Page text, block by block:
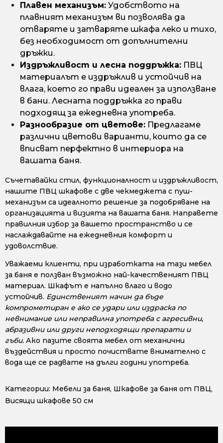
Плавен механизъм: Удобството на
плавният механизъм ви позволява да
отваряте и затваряте шкафа леко и тихо,
без необходимост от допълнителни
дръжки.
Издръжливост и лесна поддръжка: ПВЦ
материалът е издръжлив и устойчив на
влага, което го прави идеален за използване
в бани. Лесната поддръжка го прави
подходящ за ежедневна употреба.
Разнообразие от цветове: Предлагаме
различни цветови варианти, които да се
вписват перфектно в интериора на
вашата баня.
Съчетавайки стил, функционалност и издръжливост,
нашите ПВЦ шкафове с две чекмеджета с пуш-
механизъм са идеалното решение за подобряване на
организацията и визията на вашата баня. Направете
правилния избор за вашето пространство и се
наслаждавайте на ежедневния комфорт и
удоволствие.
Уважаеми клиенти, при изработката на тази мебел
за баня е ползван възможно най-качественият ПВЦ
материал. Шкафът е напълно влаго и водо
устойчив. Единственият начин да бъде
компрометиран е ако се удари или издраска по
невнимание или неправилна употреба с агресивни,
абразивни или други неподходящи препарати и
гъби. Ако пазите своята мебел от механични
въздействия и просто почиствате внимателно с
вода ще се радвате на дълги години употреба.
Категории: Мебели за баня, Шкафове за баня от ПВЦ,
Висящи шкафове 50 см